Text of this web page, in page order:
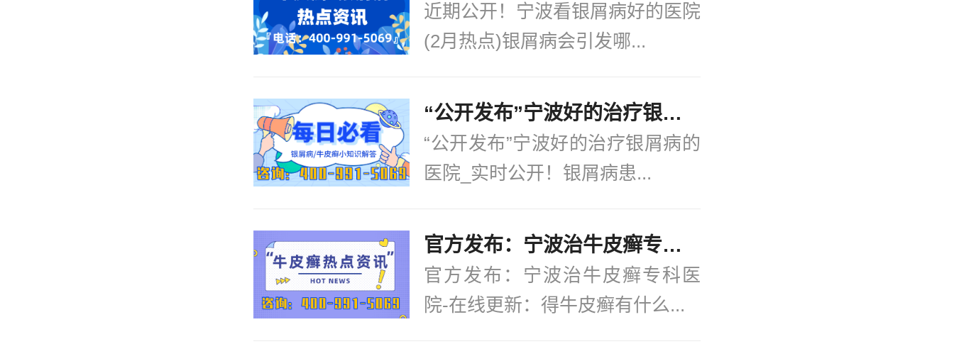
近期公开！宁波看银屑病好的医院
(2月热点)银屑病会引发哪...
“公开发布”宁波好的治疗银屑病的医院_实时公开！银屑病患者能吃菠萝蜜吗？
“公开发布”宁波好的治疗银屑病的
医院_实时公开！银屑病患...
官方发布：宁波治牛皮癣专科医院-在线更新：得牛皮癣有什么忌口的吗？
官方发布：宁波治牛皮癣专科医
院-在线更新：得牛皮癣有什么...